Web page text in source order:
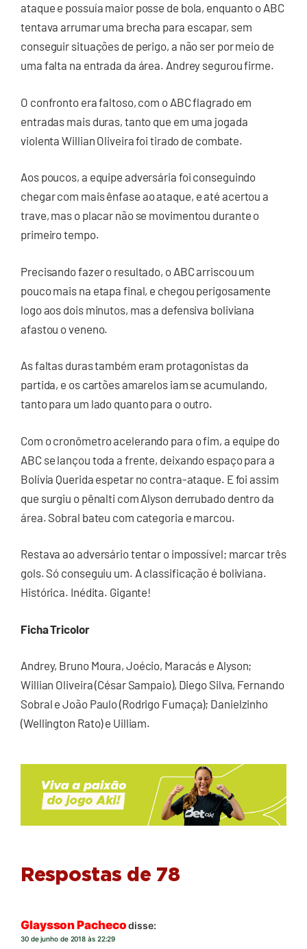
ataque e possuía maior posse de bola, enquanto o ABC
tentava arrumar uma brecha para escapar, sem
conseguir situações de perigo, a não ser por meio de
uma falta na entrada da área. Andrey segurou firme.
O confronto era faltoso, com o ABC flagrado em
entradas mais duras, tanto que em uma jogada
violenta Willian Oliveira foi tirado de combate.
Aos poucos, a equipe adversária foi conseguindo
chegar com mais ênfase ao ataque, e até acertou a
trave, mas o placar não se movimentou durante o
primeiro tempo.
Precisando fazer o resultado, o ABC arriscou um
pouco mais na etapa final, e chegou perigosamente
logo aos dois minutos, mas a defensiva boliviana
afastou o veneno.
As faltas duras também eram protagonistas da
partida, e os cartões amarelos iam se acumulando,
tanto para um lado quanto para o outro.
Com o cronômetro acelerando para o fim, a equipe do
ABC se lançou toda a frente, deixando espaço para a
Bolívia Querida espetar no contra-ataque. E foi assim
que surgiu o pênalti com Alyson derrubado dentro da
área. Sobral bateu com categoria e marcou.
Restava ao adversário tentar o impossível; marcar três
gols. Só conseguiu um. A classificação é boliviana.
Histórica. Inédita. Gigante!
Ficha Tricolor
Andrey, Bruno Moura, Joécio, Maracás e Alyson;
Willian Oliveira (César Sampaio), Diego Silva, Fernando
Sobral e João Paulo (Rodrigo Fumaça); Danielzinho
(Wellington Rato) e Uilliam.
Respostas de 78
Glaysson Pachecodisse:
30 de junho de 2018 às 22:29